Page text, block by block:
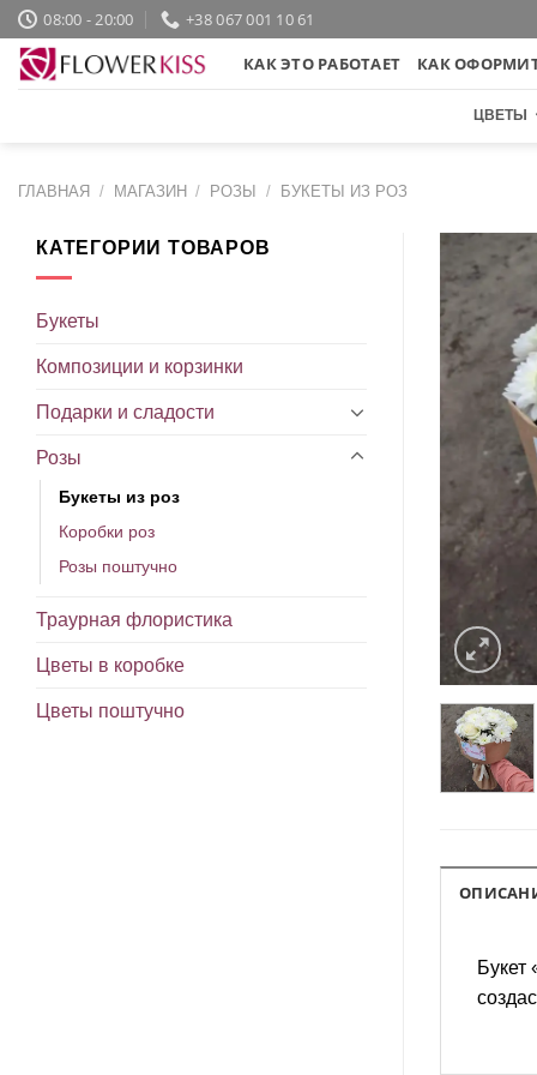
Skip
to
content
08:00 - 20:00 +38 067 001 10 61
КАК ЭТО РАБОТАЕТ КАК
ЦВЕТЫ
ГЛАВНАЯ / МАГАЗИН / РОЗЫ / БУКЕТЫ ИЗ РОЗ
КАТЕГОРИИ ТОВАРОВ
Букеты
Композиции и корзинки
Подарки и сладости
Розы
Букеты из роз
Коробки роз
Розы поштучно
Траурная флористика
Цветы в коробке
Цветы поштучно
Букет